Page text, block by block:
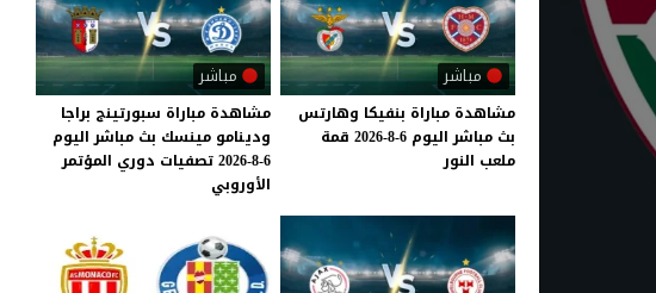
مباشر
مشاهدة مباراة بنفيكا وهارتس
بث مباشر اليوم 6-8-2026
قمة
ملعب النور
مباشر
مشاهدة مباراة سبورتينج براجا
ودينامو مينسك بث مباشر اليوم
6-8-2026 تصفيات دوري المؤتمر
الأوروبي